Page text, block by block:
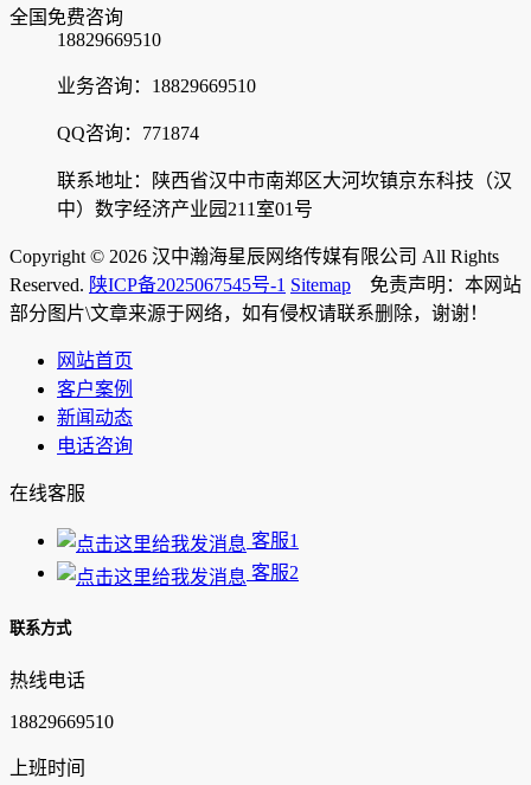
全国免费咨询
18829669510
业务咨询：18829669510
QQ咨询：771874
联系地址：陕西省汉中市南郑区大河坎镇京东科技（汉
中）数字经济产业园211室01号
Copyright © 2026 汉中瀚海星辰网络传媒有限公司 All Rights
Reserved. 陕ICP备2025067545号-1 Sitemap 免责声明：本网站
部分图片\文章来源于网络，如有侵权请联系删除，谢谢！
网站首页
客户案例
新闻动态
电话咨询
在线客服
客服1
客服2
联系方式
热线电话
18829669510
上班时间